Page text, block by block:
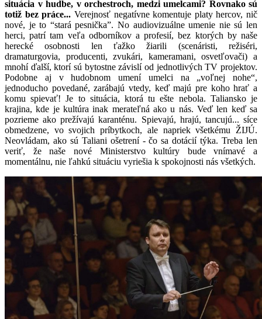
situácia v hudbe, v orchestroch, medzi umelcami? Rovnako sú
totiž bez práce... Verejnosť negatívne komentuje platy hercov, nič
nové, je to “stará pesnička”. No audiovizuálne umenie nie sú len
herci, patrí tam veľa odborníkov a profesií, bez ktorých by naše
herecké osobnosti len ťažko žiarili (scenáristi, režiséri,
dramaturgovia, producenti, zvukári, kameramani, osvetľovači) a
mnohí ďalší, ktorí sú bytostne závislí od jednotlivých TV projektov.
Podobne aj v hudobnom umení umelci na „voľnej nohe“,
jednoducho povedané, zarábajú vtedy, keď majú pre koho hrať a
komu spievať! Je to situácia, ktorá tu ešte nebola. Taliansko je
krajina, kde je kultúra inak merateľná ako u nás. Veď len keď sa
pozrieme ako prežívajú karanténu. Spievajú, hrajú, tancujú... síce
obmedzene, vo svojich príbytkoch, ale napriek všetkému ŽIJÚ.
Neovládam, ako sú Taliani ošetrení - čo sa dotácií týka. Treba len
veriť, že naše nové Ministerstvo kultúry bude vnímavé a
momentálnu, nie ľahkú situáciu vyriešia k spokojnosti nás všetkých.